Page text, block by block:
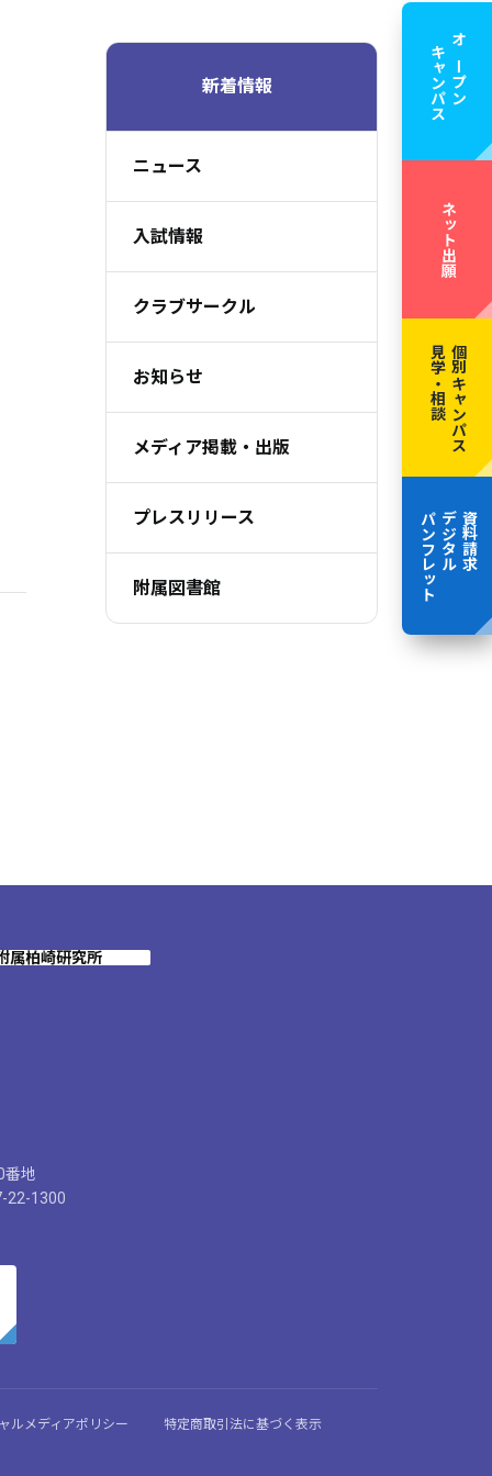
オープン
キャンパス
ネット出願
個別キャンパス
見学・相談
資料請求
デジタル
パンフレット
新着情報
ニュース
入試情報
クラブサークル
お知らせ
メディア掲載・出版
プレスリリース
附属図書館
属柏崎研究所
番地
1300
ルメディアポリシー 特定商取引法に基づく表示